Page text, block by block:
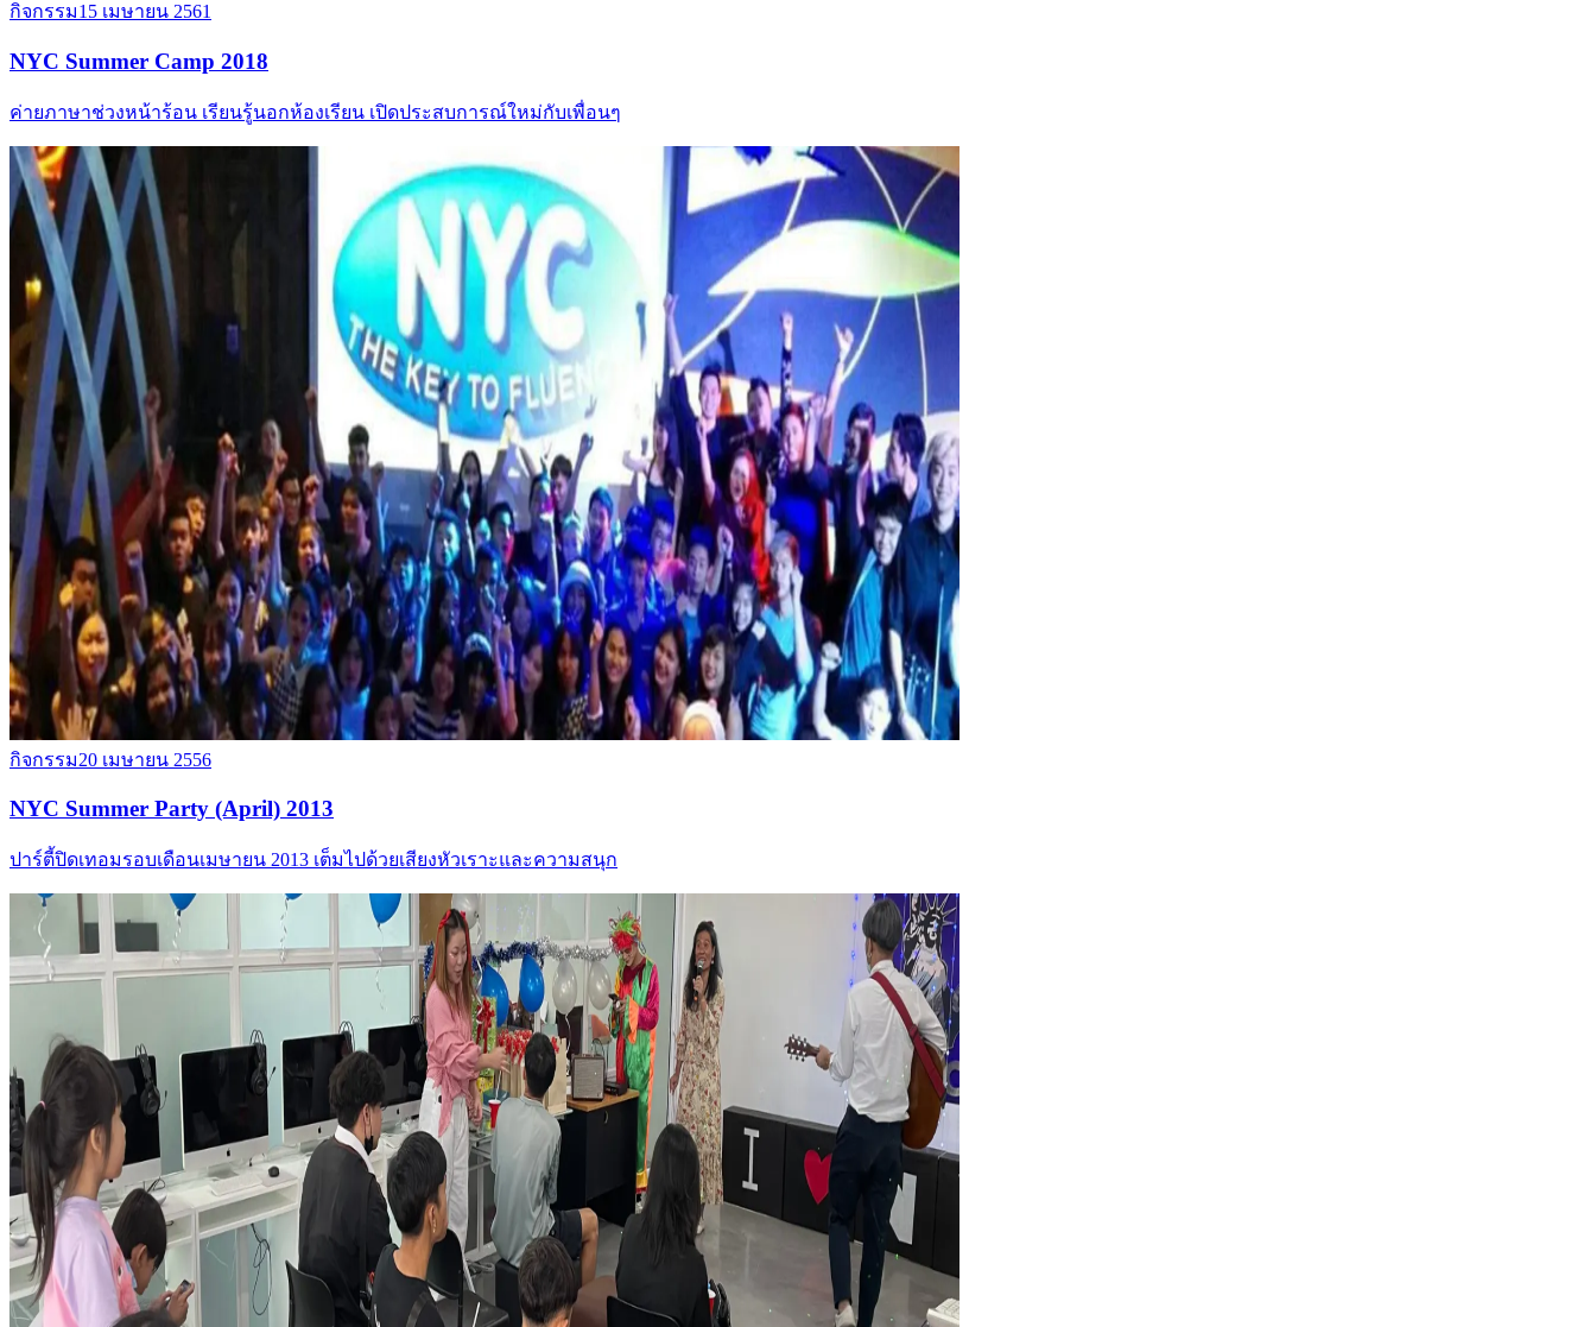
กิจกรรม15 เมษายน 2561
NYC Summer Camp 2018
ค่ายภาษาช่วงหน้าร้อน เรียนรู้นอกห้องเรียน เปิดประสบการณ์ใหม่กับเพื่อนๆ
กิจกรรม20 เมษายน 2556
NYC Summer Party (April) 2013
ปาร์ตี้ปิดเทอมรอบเดือนเมษายน 2013 เต็มไปด้วยเสียงหัวเราะและความสนุก